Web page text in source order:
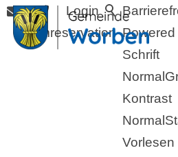
Schrift
Normal
Kontrast
Normal
Vorlesen
Login
Raumreservation